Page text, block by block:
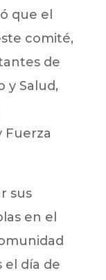
que el
comité,
de
y Salud,
Fuerza
sus
en el
el día de